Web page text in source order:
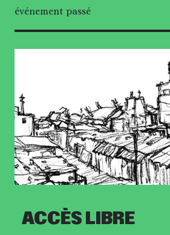
événement passé
ACCÈS LIBRE